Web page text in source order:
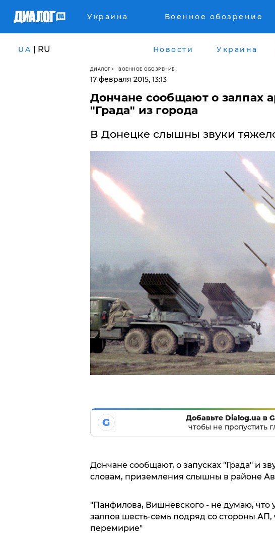
Украина Военное обозрение
UA | RU Новости Украина
ДИАЛОГ ВОЕННОЕ ОБОЗРЕНИЕ
17 февраля 2015, 13:13
Дончане сообщают о залпах
"Града" из города
В Донецке слышны звуки
G
Добавьте Dialog.ua в
чтобы не пропустить
Дончане сообщают, о запусках "Града" и
словам, приземления слышны в районе
"Панфилова, Вишневского - не думаю, что
залпов шесть-семь подряд со стороны АП,
перемирие"